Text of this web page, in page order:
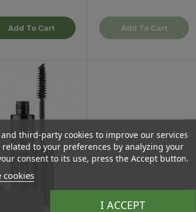
Add To Cart Add To Cart
third-party cookies to improve our services
to your preferences by analyzing your
consent to its use, press the Accept button.
cookies
I ACCEPT